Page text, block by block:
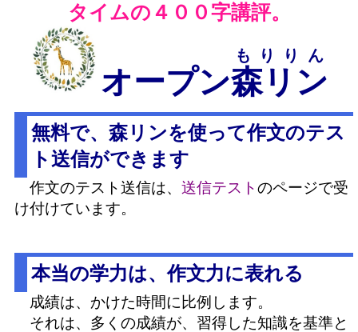
タイムの４００字講評。
オープン森リン
もりりん
無料で、森リンを使って作文のテス
ト送信ができます
作文のテスト送信は、 送信テストのページで受
け付けています。
本当の学力は、作文力に表れる
成績は、かけた時間に比例します。
それは、多くの成績が、習得した知識を基準と